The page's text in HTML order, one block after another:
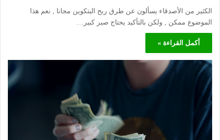
الكثير من الأصدقاء يسألون عن طرق ربح البتكوين مجانا , نعم هذا
الموضوع ممكن , ولكن بالتأكيد يحتاج صبر كبير…
أكمل القراءة »